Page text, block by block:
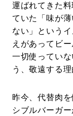
運ばれてきた
ていた「味が
ない」という
えがあってビ
一切使ってい
う、敬遠する
昨今、代替肉
シブルバーガ